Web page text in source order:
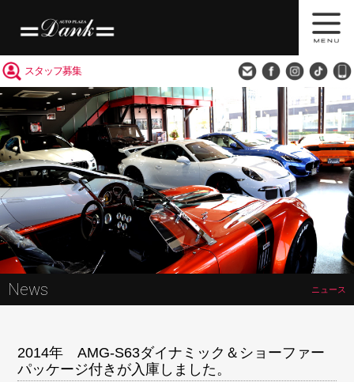
スタッフ募集
News ニュース
2014年 AMG-S63ダイナミック＆ショーファー
パッケージ付きが入庫しました。